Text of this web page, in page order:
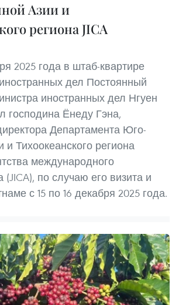
Азии и
региона JICA
2025 года в штаб-квартире
дел Постоянный
иностранных дел Нгуен
господина Ёнеду Гэна,
Департамента Юго-
и Тихоокеанского региона
международного
(JICA), по случаю его визита и
с 15 по 16 декабря 2025 года.